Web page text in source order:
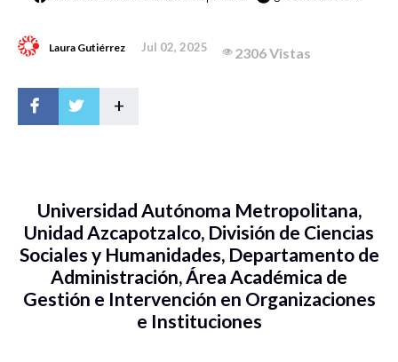
Laura Gutiérrez Jul 02, 2025 2306 Vistas
+
Universidad Autónoma Metropolitana,
Unidad Azcapotzalco, División de Ciencias
Sociales y Humanidades, Departamento de
Administración, Área Académica de
Gestión e Intervención en Organizaciones
e Instituciones